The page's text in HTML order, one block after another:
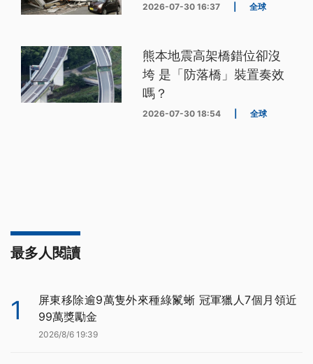
2026-07-30 16:37 全球
熊本地震高架橋錯位卻沒
垮 是「防落橋」裝置奏效
嗎？
2026-07-30 18:54 全球
最多人閱讀
1
屏東移除逾9萬隻外來種綠鬣蜥 冠軍獵人7個月領近
99萬獎勵金
2026/8/6 19:39